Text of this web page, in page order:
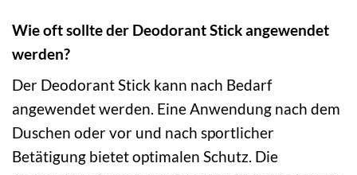
Wie oft sollte der Deodorant Stick angewendet
werden?
Der Deodorant Stick kann nach Bedarf
angewendet werden. Eine Anwendung nach dem
Duschen oder vor und nach sportlicher
Betätigung bietet optimalen Schutz. Die